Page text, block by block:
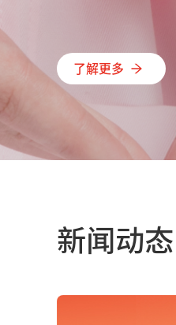
了解更多
新闻动态